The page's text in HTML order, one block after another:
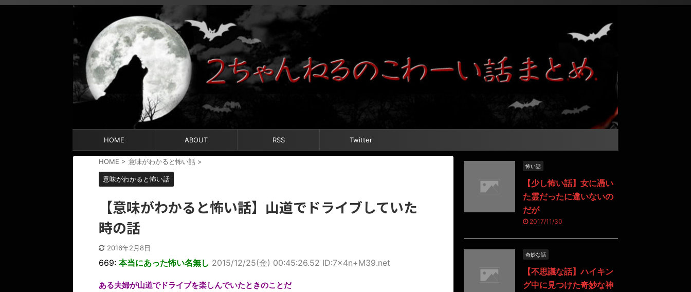
HOME ABOUT RSS Twitter
HOME > 意味がわかると怖い話 >
意味がわかると怖い話
【意味がわかると怖い話】山道でドライブしていた
時の話
2016年2月8日
669: 本当にあった怖い名無し 2015/12/25(金) 00:45:26.52 ID:7x4n+M39.net
ある夫婦が山道でドライブを楽しんでいたときのことだ
怖い話
【少し怖い話】女に憑い
た霊だったに違いないの
だが
2017/11/30
奇妙な話
【不思議な話】ハイキン
グ中に見つけた奇妙な神